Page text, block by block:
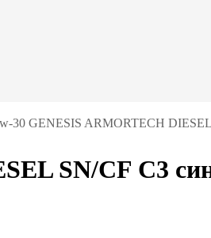
30 GENESIS ARMORTECH
SN/CF C3